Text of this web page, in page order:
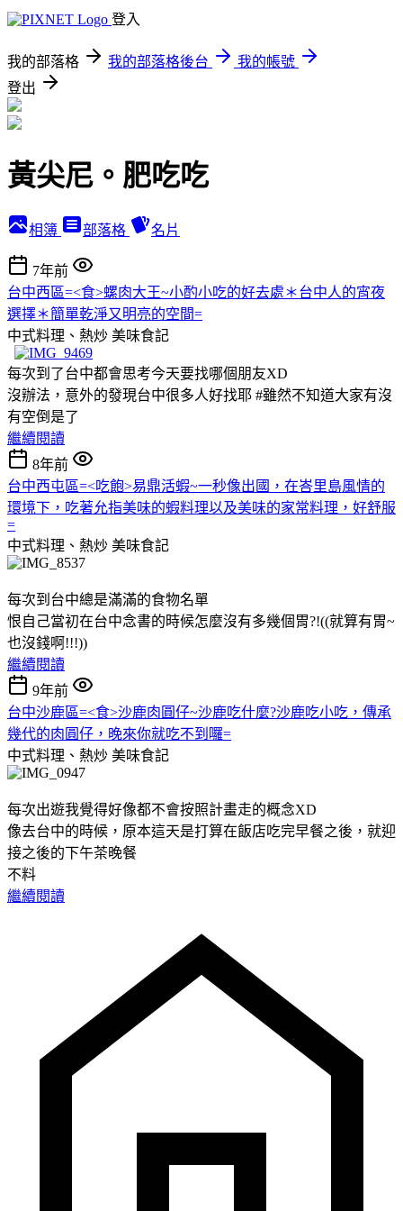
登入
我的部落格 我的部落格後台
我的帳號
登出
黃尖尼。肥吃吃
相簿 部落格 名片
7年前
台中西區=<食>螺肉大王~小酌小吃的好去處＊台中人的宵夜
選擇＊簡單乾淨又明亮的空間=
中式料理、熱炒 美味食記
每次到了台中都會思考今天要找哪個朋友XD
沒辦法，意外的發現台中很多人好找耶 #雖然不知道大家有沒
有空倒是了
繼續閱讀
8年前
台中西屯區=<吃飽>易鼎活蝦~一秒像出國，在峇里島風情的
環境下，吃著允指美味的蝦料理以及美味的家常料理，好舒服
=
中式料理、熱炒 美味食記
每次到台中總是滿滿的食物名單
恨自己當初在台中念書的時候怎麼沒有多幾個胃?!((就算有胃~
也沒錢啊!!!))
繼續閱讀
9年前
台中沙鹿區=<食>沙鹿肉圓仔~沙鹿吃什麼?沙鹿吃小吃，傳承
幾代的肉圓仔，晚來你就吃不到囉=
中式料理、熱炒 美味食記
每次出遊我覺得好像都不會按照計畫走的概念XD
像去台中的時候，原本這天是打算在飯店吃完早餐之後，就迎
接之後的下午茶晚餐
不料
繼續閱讀